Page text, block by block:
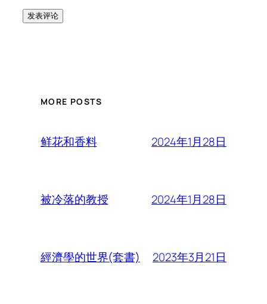
MORE POSTS
鲜花和香料 2024年1月28日
被冷落的教授 2024年1月28日
經濟學的世界(套書) 2023年3月21日